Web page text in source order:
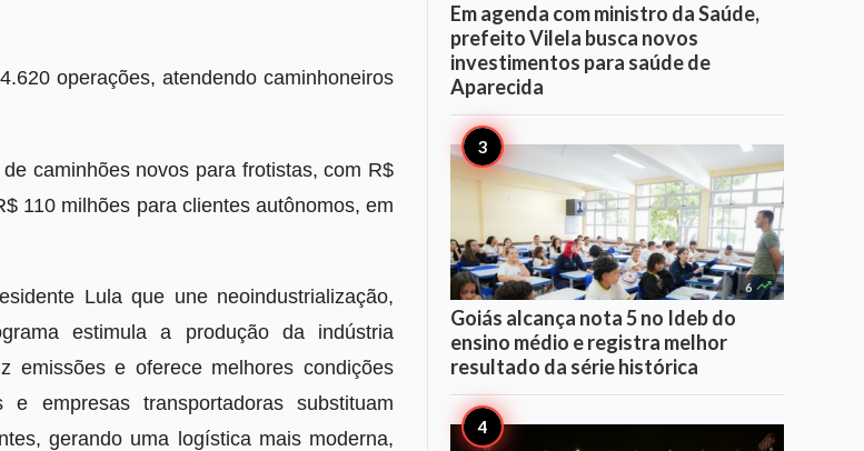
operações, atendendo caminhoneiros
caminhões novos para frotistas, com R$
110 milhões para clientes autônomos, em
Lula que une neoindustrialização,
estimula a produção da indústria
emissões e oferece melhores condições
empresas transportadoras substituam
gerando uma logística mais moderna,
Em agenda com ministro da Saúde,
prefeito Vilela busca novos
investimentos para saúde de
Aparecida
6 
Goiás alcança nota 5 no Ideb do
ensino médio e registra melhor
resultado da série histórica